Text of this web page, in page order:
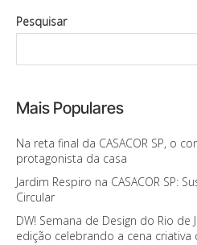
Pesquisar
Mais Populares
Na reta final da CASACOR SP, o
protagonista da casa
Jardim Respiro na CASACOR SP:
Circular
DW! Semana de Design do Rio de
edição celebrando a cena criativa